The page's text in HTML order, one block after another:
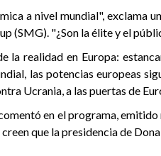
a nivel mundial", exclama
"¿Son la élite y el
la realidad en Europa:
las potencias europeas
Ucrania, a las puertas de
en el programa,
que la presidencia de